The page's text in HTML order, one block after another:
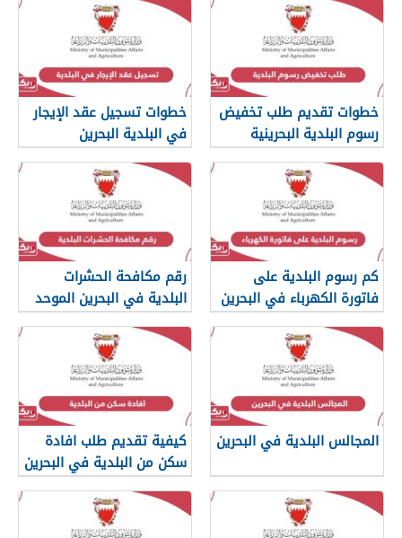
خطوات تقديم طلب تخفيض
رسوم البلدية البحرينية
خطوات تسجيل عقد الإيجار
في البلدية البحرين
كم رسوم البلدية على
فاتورة الكهرباء في البحرين
2024
رقم مكافحة الحشرات
البلدية في البحرين الموحد
المجالس البلدية في البحرين
كيفية تقديم طلب افادة
سكن من البلدية في البحرين